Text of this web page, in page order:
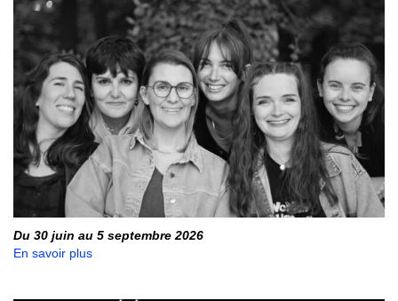
Du 30 juin au 5 septembre 2026
En savoir plus